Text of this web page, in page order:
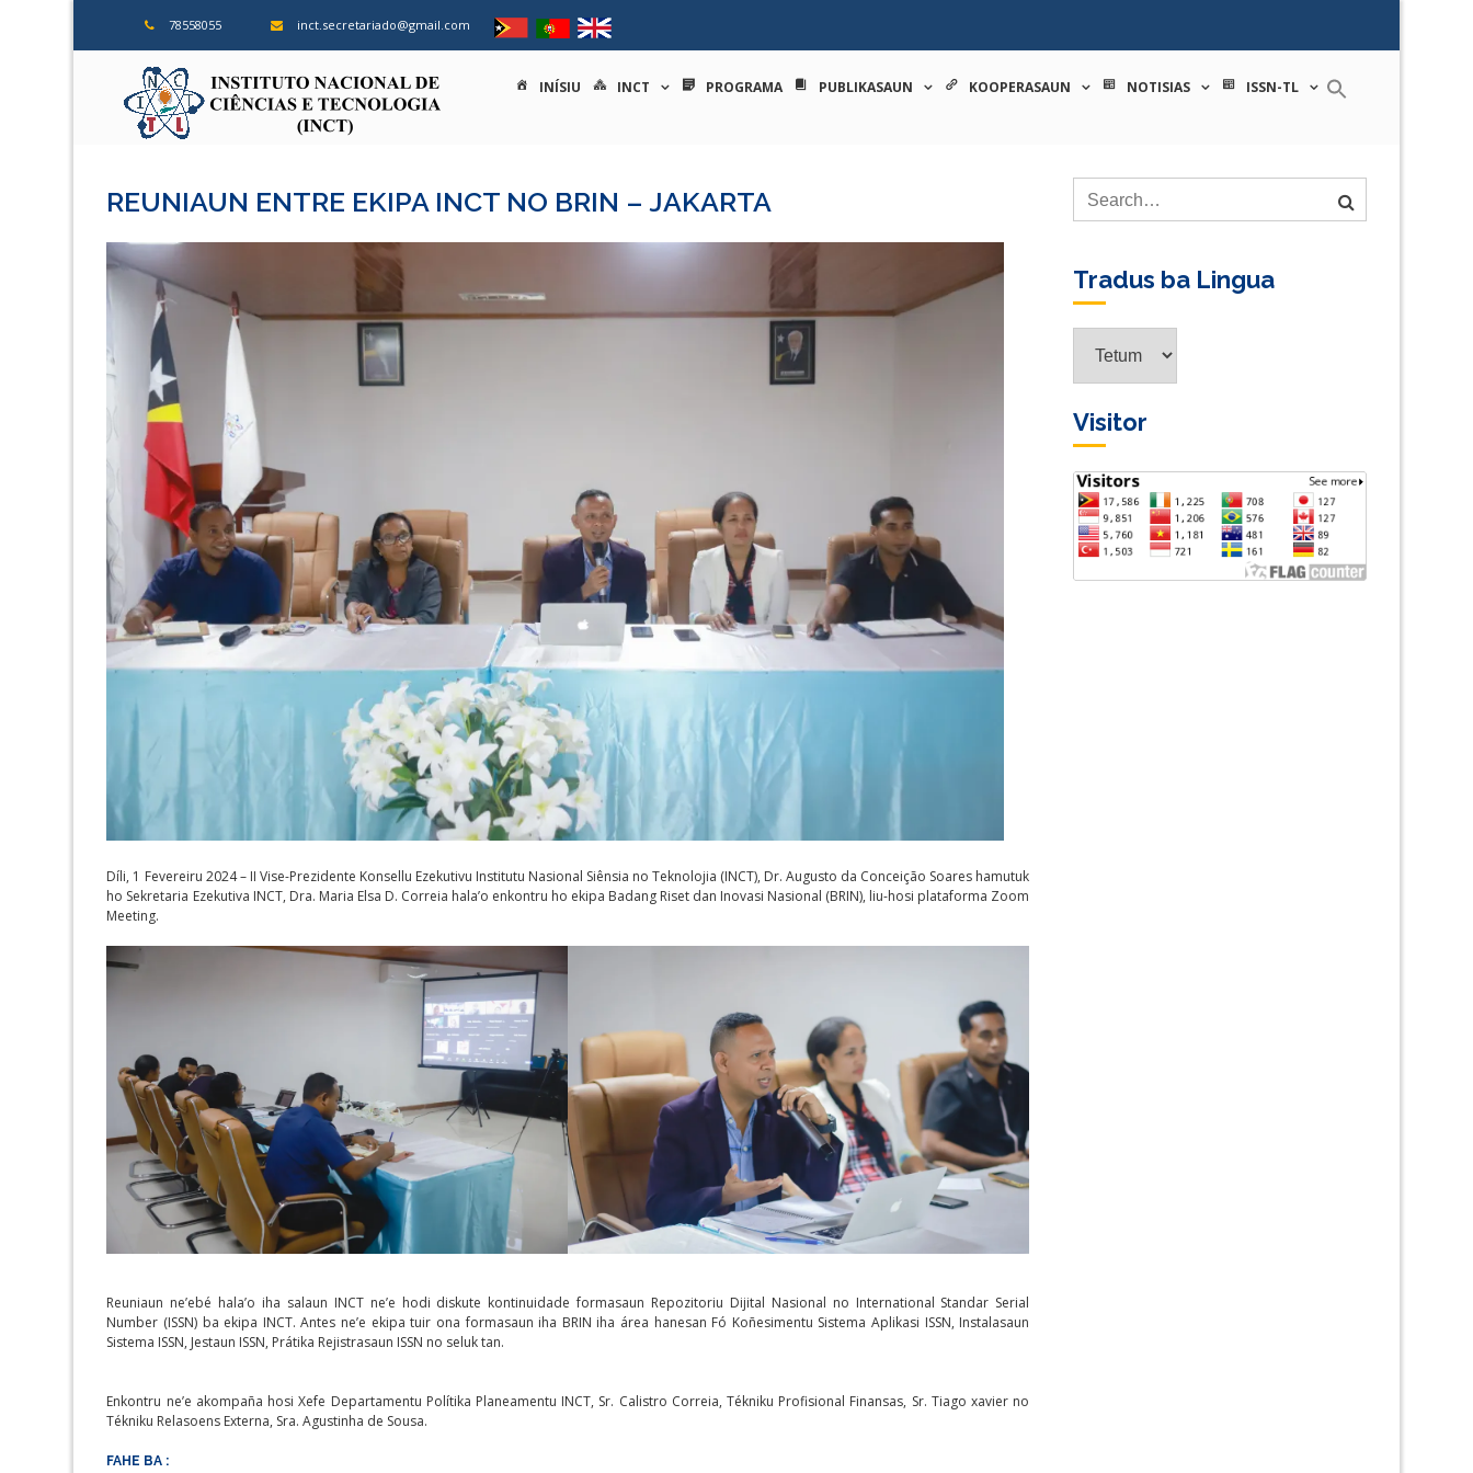
content
78558055 inct.secretariado@gmail.com
instituto nacional de ciências e tecnologia
INÍSIU INCT PROGRAMA PUBLIKASAUN KOOPERASAUN NOTISIAS ISSN-TL
REUNIAUN ENTRE EKIPA INCT NO BRIN – JAKARTA
Díli, 1 Fevereiru 2024 – II Vise-Prezidente Konsellu Ezekutivu Institutu Nasional Siênsia no Teknolojia (INCT), Dr. Augusto da Conceição Soares hamutuk
ho Sekretaria Ezekutiva INCT, Dra. Maria Elsa D. Correia hala’o enkontru ho ekipa Badang Riset dan Inovasi Nasional (BRIN), liu-hosi plataforma Zoom
Meeting.
Reuniaun ne’ebé hala’o iha salaun INCT ne’e hodi diskute kontinuidade formasaun Repozitoriu Dijital Nasional no International Standar Serial
Number (ISSN) ba ekipa INCT. Antes ne’e ekipa tuir ona formasaun iha BRIN iha área hanesan Fó Koñesimentu Sistema Aplikasi ISSN, Instalasaun
Sistema ISSN, Jestaun ISSN, Prátika Rejistrasaun ISSN no seluk tan.
Enkontru ne’e akompaña hosi Xefe Departamentu Polítika Planeamentu INCT, Sr. Calistro Correia, Tékniku Profisional Finansas, Sr. Tiago xavier no
Tékniku Relasoens Externa, Sra. Agustinha de Sousa.
FAHE BA :
Tradus ba Lingua
Visitor